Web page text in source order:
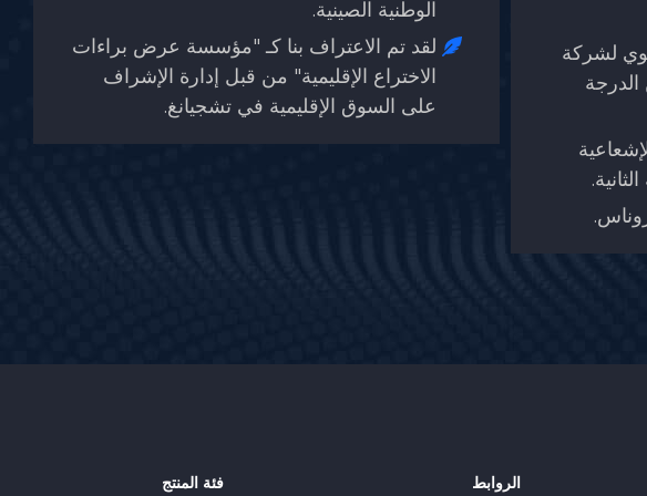
كـ "مؤسسة عرض براءات
قبل إدارة الإشراف
الروابط فئة المنتج